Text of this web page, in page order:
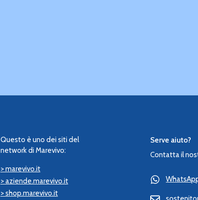
Questo è uno dei siti del
network di Marevivo:
> marevivo.it
> aziende.marevivo.it
> shop.marevivo.it
Serve aiuto?
Contatta il